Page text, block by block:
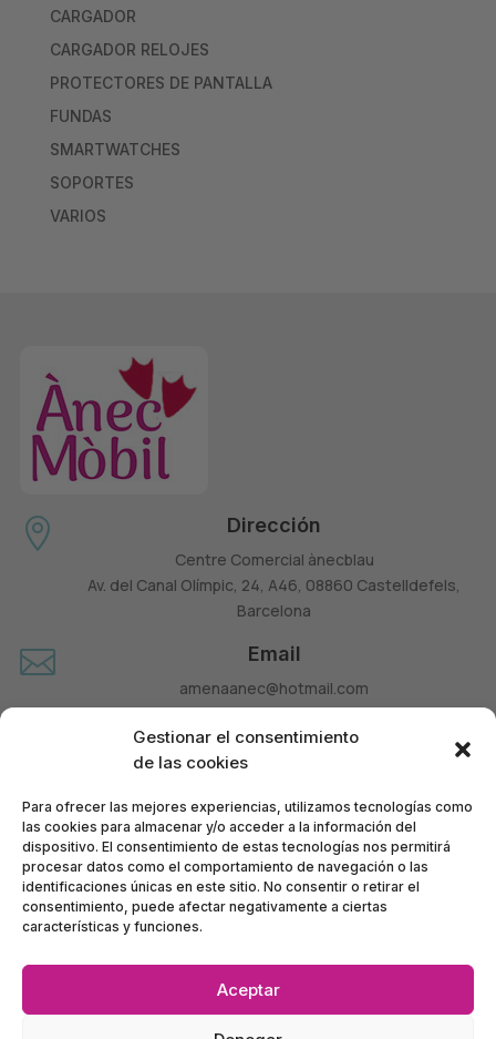
Gestionar el consentimiento
de las cookies
Para ofrecer las mejores experiencias, utilizamos tecnologías como
las cookies para almacenar y/o acceder a la información del
dispositivo. El consentimiento de estas tecnologías nos permitirá
procesar datos como el comportamiento de navegación o las
identificaciones únicas en este sitio. No consentir o retirar el
consentimiento, puede afectar negativamente a ciertas
características y funciones.
Aceptar
CARGADOR
CARGADOR RELOJES
PROTECTORES DE PANTALLA
FUNDAS
SMARTWATCHES
SOPORTES
VARIOS
 Dirección
Centre Comercial ànecblau
Av. del Canal Olímpic, 24, A46, 08860 Castelldefels,
Barcelona
 Email
amenaanec@hotmail.com
Teléfono
660 677 963